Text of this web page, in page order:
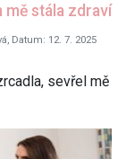
mě stála zdraví
Datum: 12. 7. 2025
sevřel mě